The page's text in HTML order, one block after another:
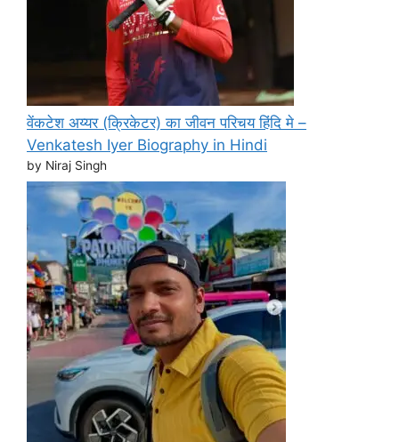
वेंकटेश अय्यर (क्रिकेटर) का जीवन परिचय हिंदि मे –
Venkatesh Iyer Biography in Hindi
by Niraj Singh